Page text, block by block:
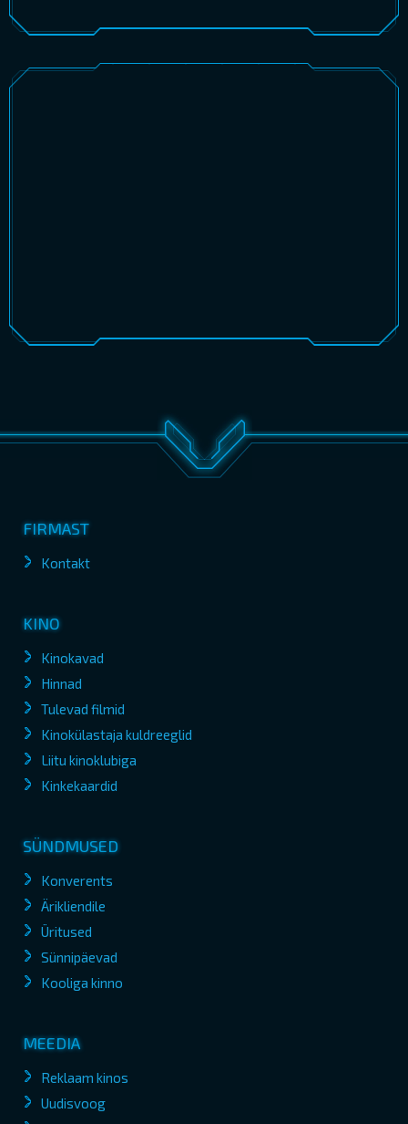
FIRMAST
Kontakt
KINO
Kinokavad
Hinnad
Tulevad filmid
Kinokülastaja kuldreeglid
Liitu kinoklubiga
Kinkekaardid
SÜNDMUSED
Konverents
Ärikliendile
Üritused
Sünnipäevad
Kooliga kinno
MEEDIA
Reklaam kinos
Uudisvoog